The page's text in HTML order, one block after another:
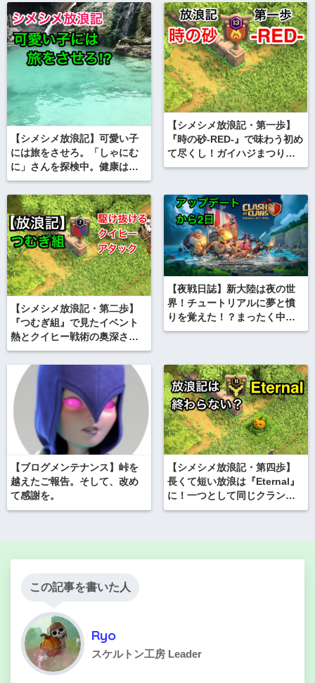
【シメシメ放浪記】可愛い子
には旅をさせろ。「しゃにむ
に」さんを探検中。健康は大
事。
【シメシメ放浪記・第一歩】
『時の砂-RED-』で味わう初め
て尽くし！ガイハジまつりデ
ビュー！th9のトレンドはどう
【シメシメ放浪記・第二歩】
『つむぎ組』で見たイベント
熱とクイヒー戦術の奥深さ！
旅は無事故じゃいられない⁉︎
【夜戦日誌】新大陸は夜の世
界！チュートリアルに夢と憤
りを覚えた！？まったく中身
のない話し！
【ブログメンテナンス】峠を
越えたご報告。そして、改め
て感謝を。
【シメシメ放浪記・第四歩】
長くて短い放浪は『Eternal』
に！一つとして同じクランは
なく、誰もあなたの代わりに
この記事を書いた人
Ryo
スケルトン工房 Leader